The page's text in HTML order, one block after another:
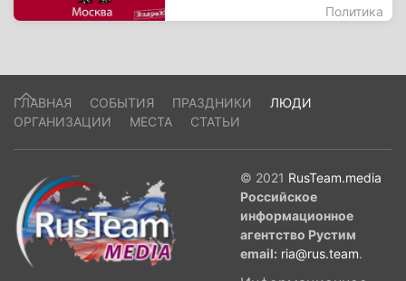
Политика
ГЛАВНАЯ СОБЫТИЯ ПРАЗДНИКИ
ЛЮДИ
ОРГАНИЗАЦИИ
МЕСТА СТАТЬИ
© 2021 RusTeam.media
Российское
информационное
агентство Рустим
email: ria@rus.team.